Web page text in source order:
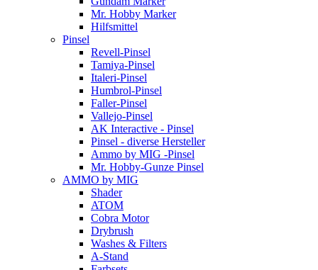
Mr. Hobby Marker
Hilfsmittel
Pinsel
Revell-Pinsel
Tamiya-Pinsel
Italeri-Pinsel
Humbrol-Pinsel
Faller-Pinsel
Vallejo-Pinsel
AK Interactive - Pinsel
Pinsel - diverse Hersteller
Ammo by MIG -Pinsel
Mr. Hobby-Gunze Pinsel
AMMO by MIG
Shader
ATOM
Cobra Motor
Drybrush
Washes & Filters
A-Stand